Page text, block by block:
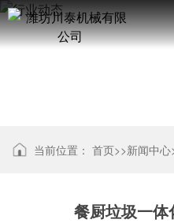
当前位置： 首页>>新闻中心
餐厨垃圾一